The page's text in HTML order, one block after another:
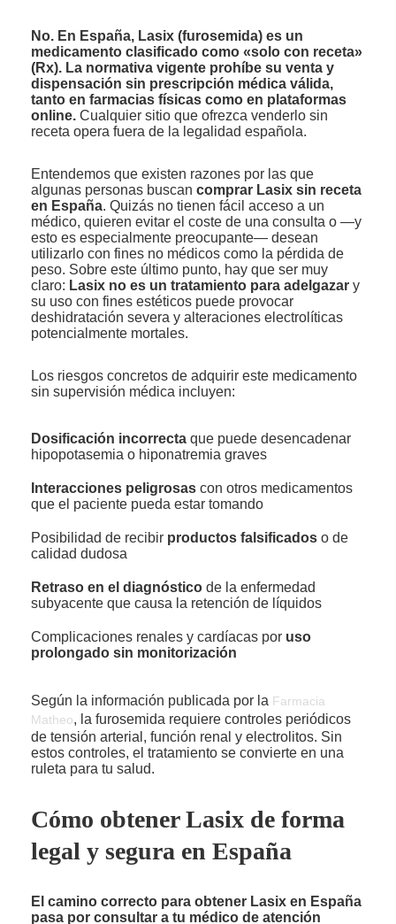
No. En España, Lasix (furosemida) es un
medicamento clasificado como «solo con receta»
(Rx). La normativa vigente prohíbe su venta y
dispensación sin prescripción médica válida,
tanto en farmacias físicas como en plataformas
online. Cualquier sitio que ofrezca venderlo sin
receta opera fuera de la legalidad española.
Entendemos que existen razones por las que
algunas personas buscan comprar Lasix sin receta
en España. Quizás no tienen fácil acceso a un
médico, quieren evitar el coste de una consulta o —y
esto es especialmente preocupante— desean
utilizarlo con fines no médicos como la pérdida de
peso. Sobre este último punto, hay que ser muy
claro: Lasix no es un tratamiento para adelgazar y
su uso con fines estéticos puede provocar
deshidratación severa y alteraciones electrolíticas
potencialmente mortales.
Los riesgos concretos de adquirir este medicamento
sin supervisión médica incluyen:
Dosificación incorrecta que puede desencadenar
hipopotasemia o hiponatremia graves
Interacciones peligrosas con otros medicamentos
que el paciente pueda estar tomando
Posibilidad de recibir productos falsificados o de
calidad dudosa
Retraso en el diagnóstico de la enfermedad
subyacente que causa la retención de líquidos
Complicaciones renales y cardíacas por uso
prolongado sin monitorización
Según la información publicada por la Farmacia
Matheo, la furosemida requiere controles periódicos
de tensión arterial, función renal y electrolitos. Sin
estos controles, el tratamiento se convierte en una
ruleta para tu salud.
Cómo obtener Lasix de forma
legal y segura en España
El camino correcto para obtener Lasix en España
pasa por consultar a tu médico de atención